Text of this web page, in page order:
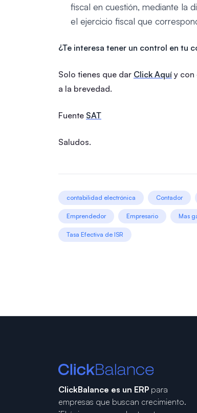
fiscal en cuestión, mediante la
el ejercicio fiscal que
¿Te interesa tener un control en tu
Solo tienes que dar Click Aquí y con
a la brevedad.
Fuente SAT
Saludos.
contabilidad electrónica Contador
Emprendedor Empresario Mas
Tasa Efectiva de ISR
ClickBalance es un ERP para
empresas que buscan crecimiento.